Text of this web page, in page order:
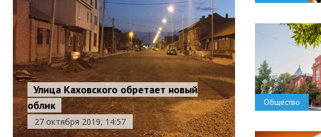
Улица Каховского обретает новый
облик
27 октября 2019, 14:57
Общество